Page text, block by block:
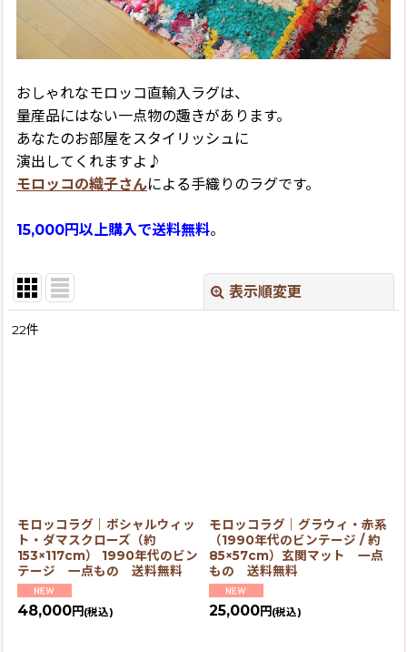
おしゃれなモロッコ直輸入ラグは、
量産品にはない一点物の趣きがあります。
あなたのお部屋をスタイリッシュに
演出してくれますよ♪
モロッコの織子さんによる手織りのラグです。
15,000円以上購入で送料無料。
表示順変更
22件
モロッコラグ｜ボシャルウィッ
ト・ダマスクローズ（約
153×117cm） 1990年代のビン
テージ 一点もの 送料無料
48,000円 (税込)
モロッコラグ｜グラウィ・赤系
（1990年代のビンテージ / 約
85×57cm）玄関マット 一点
もの 送料無料
25,000円 (税込)